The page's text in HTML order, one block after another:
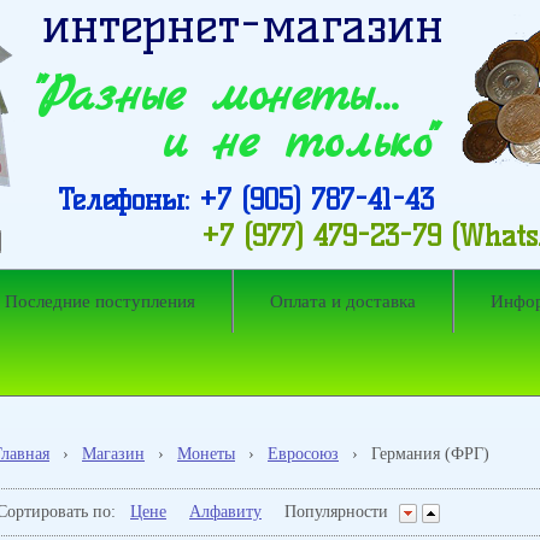
"Разные монеты…
интернет-магазин
и не только"
Телефоны: +7 (905) 787-41-43
+7 (977) 479-23-79
Последние поступления Оплата и доставка
› Магазин › Монеты › Евросоюз › Германия (ФРГ)
по: Цене Алфавиту Популярности